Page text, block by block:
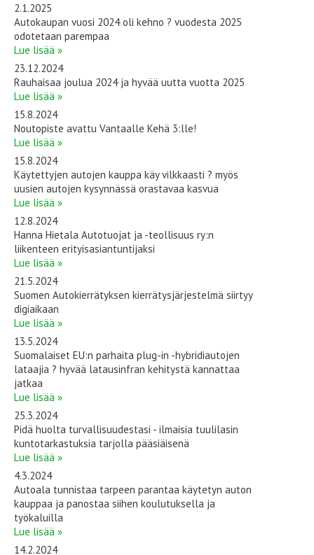
2.1.2025
Autokaupan vuosi 2024 oli kehno ? vuodesta 2025
odotetaan parempaa
Lue lisää »
23.12.2024
Rauhaisaa joulua 2024 ja hyvää uutta vuotta 2025
Lue lisää »
15.8.2024
Noutopiste avattu Vantaalle Kehä 3:lle!
Lue lisää »
15.8.2024
Käytettyjen autojen kauppa käy vilkkaasti ? myös
uusien autojen kysynnässä orastavaa kasvua
Lue lisää »
12.8.2024
Hanna Hietala Autotuojat ja -teollisuus ry:n
liikenteen erityisasiantuntijaksi
Lue lisää »
21.5.2024
Suomen Autokierrätyksen kierrätysjärjestelmä siirtyy
digiaikaan
Lue lisää »
13.5.2024
Suomalaiset EU:n parhaita plug-in -hybridiautojen
lataajia ? hyvää latausinfran kehitystä kannattaa
jatkaa
Lue lisää »
25.3.2024
Pidä huolta turvallisuudestasi - ilmaisia tuulilasin
kuntotarkastuksia tarjolla pääsiäisenä
Lue lisää »
4.3.2024
Autoala tunnistaa tarpeen parantaa käytetyn auton
kauppaa ja panostaa siihen koulutuksella ja
työkaluilla
Lue lisää »
14.2.2024